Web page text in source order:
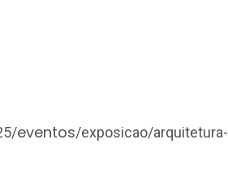
eventos/exposicao/arquitetura-